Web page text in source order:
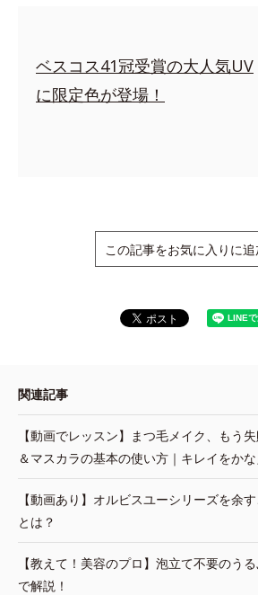
ベスコス41冠受賞の大人気UV
に限定色が登場！
この記事をお気に入りに追
関連記事
【動画でレッスン】まつ毛メイク、もう
＆マスカラの基本の使い方｜キレイをか
【動画あり】オルビスユーシリーズを余
とは？
【教えて！美容のプロ】泡立て不要のう
で解説！